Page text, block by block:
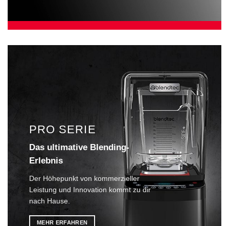
PRO SERIE
Das ultimative Blending-
Erlebnis
Der Höhepunkt von kommerzieller
Leistung und Innovation kommt zu dir
nach Hause.
MEHR ERFAHREN